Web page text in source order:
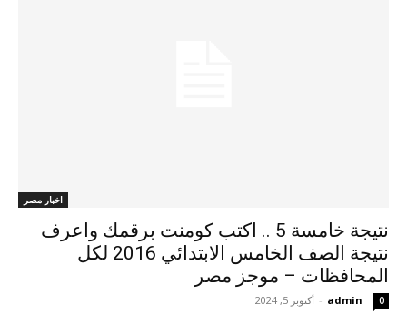
اخبار مصر
نتيجة خامسة 5 .. اكتب كومنت برقمك واعرف
نتيجة الصف الخامس الابتدائي 2016 لكل
المحافظات – موجز مصر
admin
- أكتوبر 5, 2024 0